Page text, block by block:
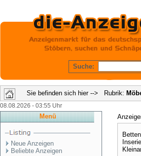
Suche:
Sie befinden sich hier --> Rubrik:
08.08.2026 - 03:55 Uhr
Menü
Neue Anzeigen
Beliebte Anzeigen